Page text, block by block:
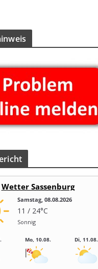
Wetter Sassenburg
Samstag, 08.08.2026
11 / 24°C
Sonnig
Mo, 10.08. Di, 11.08.